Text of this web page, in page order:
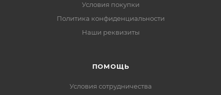
Условия покупки
Политика конфиденциальности
Наши реквизиты
ПОМОЩЬ
Условия сотрудничества